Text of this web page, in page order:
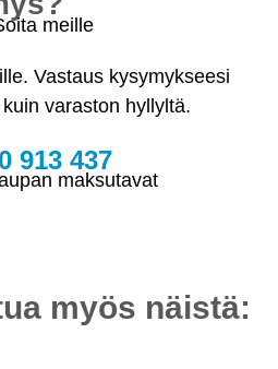
Vastaus kysymykseesi
varaston hyllyltä.
913 437
myös näistä: